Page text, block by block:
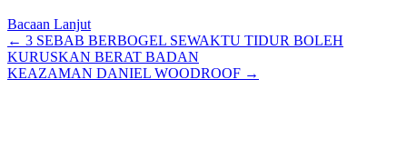
Bacaan Lanjut
Posts
navigation
← 3 SEBAB BERBOGEL SEWAKTU TIDUR BOLEH
KURUSKAN BERAT BADAN
KEAZAMAN DANIEL WOODROOF →